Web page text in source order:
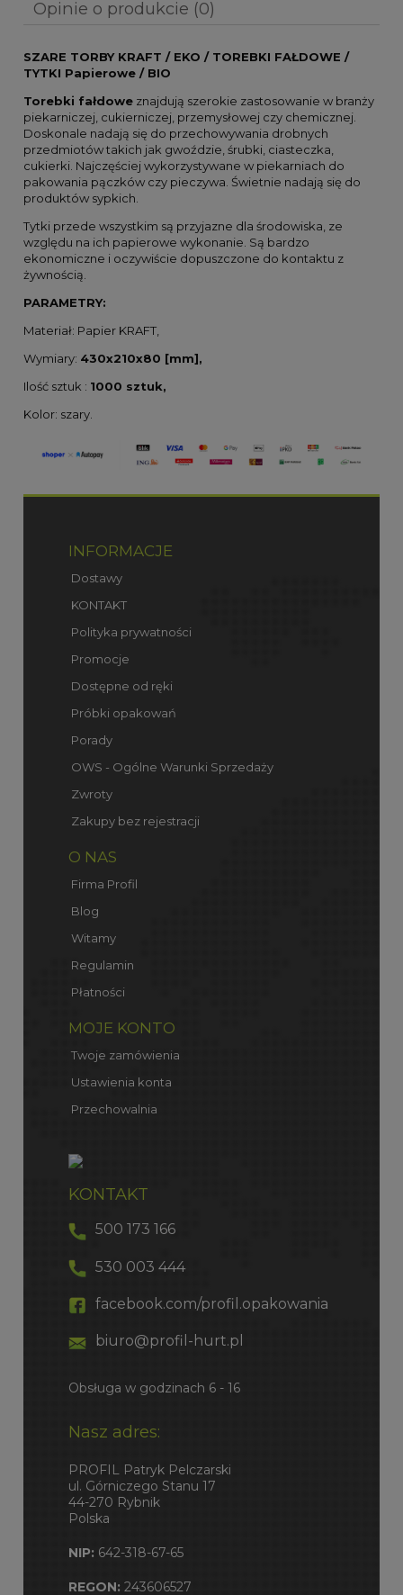
Opinie o produkcie (0)
SZARE TORBY KRAFT / EKO / TOREBKI FAŁDOWE /
TYTKI Papierowe / BIO
Torebki fałdowe znajdują szerokie zastosowanie w branży
piekarniczej, cukierniczej, przemysłowej czy chemicznej.
Doskonale nadają się do przechowywania drobnych
przedmiotów takich jak gwoździe, śrubki, ciasteczka,
cukierki. Najczęściej wykorzystywane w piekarniach do
pakowania pączków czy pieczywa. Świetnie nadają się do
produktów sypkich.
Tytki przede wszystkim są przyjazne dla środowiska, ze
względu na ich papierowe wykonanie. Są bardzo
ekonomiczne i oczywiście dopuszczone do kontaktu z
żywnością.
PARAMETRY:
Materiał: Papier KRAFT,
Wymiary: 430x210x80 [mm],
Ilość sztuk : 1000 sztuk,
Kolor: szary.
INFORMACJE
Dostawy
KONTAKT
Polityka prywatności
Promocje
Dostępne od ręki
Próbki opakowań
Porady
OWS - Ogólne Warunki Sprzedaży
Zwroty
Zakupy bez rejestracji
O NAS
Firma Profil
Blog
Witamy
Regulamin
Płatności
MOJE KONTO
Twoje zamówienia
Ustawienia konta
Przechowalnia
KONTAKT
500 173 166
530 003 444
facebook.com/profil.opakowania
biuro@profil-hurt.pl
Obsługa w godzinach 6 - 16
Nasz adres:
PROFIL Patryk Pelczarski
ul. Górniczego Stanu 17
44-270 Rybnik
Polska
NIP: 642-318-67-65
REGON: 243606527